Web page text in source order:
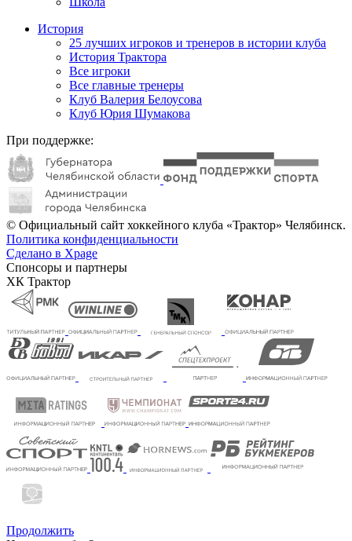
История
25 лучших игроков и тренеров в истории клуба
История Трактора
Все игроки
Все главные тренеры
Клуб Валерия Белоусова
Клуб Юрия Шумакова
При поддержке:
© Официальный сайт хоккейного клуба «Трактор» Челябинск.
Политика конфиденциальности
Сделано в Xpage
Спонсоры и партнеры
ХК Трактор
Продолжить